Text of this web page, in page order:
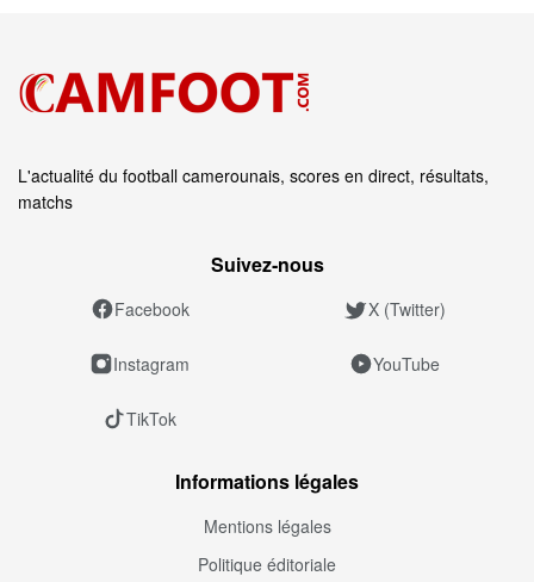
L'actualité du football camerounais, scores en direct, résultats,
matchs
Suivez‑nous
Facebook X (Twitter)
Instagram YouTube
TikTok
Informations légales
Mentions légales
Politique éditoriale